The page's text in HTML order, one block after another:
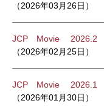
（2026年03月26日）
JCP Movie 2026.2
（2026年02月25日）
JCP Movie 2026.1
（2026年01月30日）